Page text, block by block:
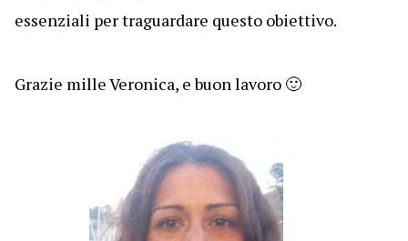
essenziali per traguardare questo obiettivo.
Grazie mille Veronica, e buon lavoro 🙂